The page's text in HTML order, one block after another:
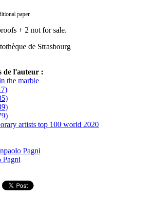
paper.
+ 2 not for sale.
de Strasbourg
de l'auteur :
the marble
artists top 100 world 2020
Pagni
Pagni